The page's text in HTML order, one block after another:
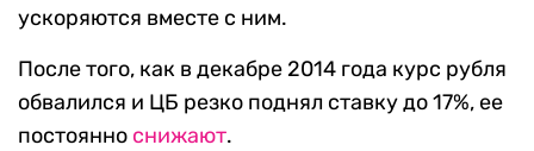
ускоряются вместе с ним.
После того, как в декабре 2014 года курс рубля
обвалился и ЦБ резко поднял ставку до 17%, ее
постоянно снижают.